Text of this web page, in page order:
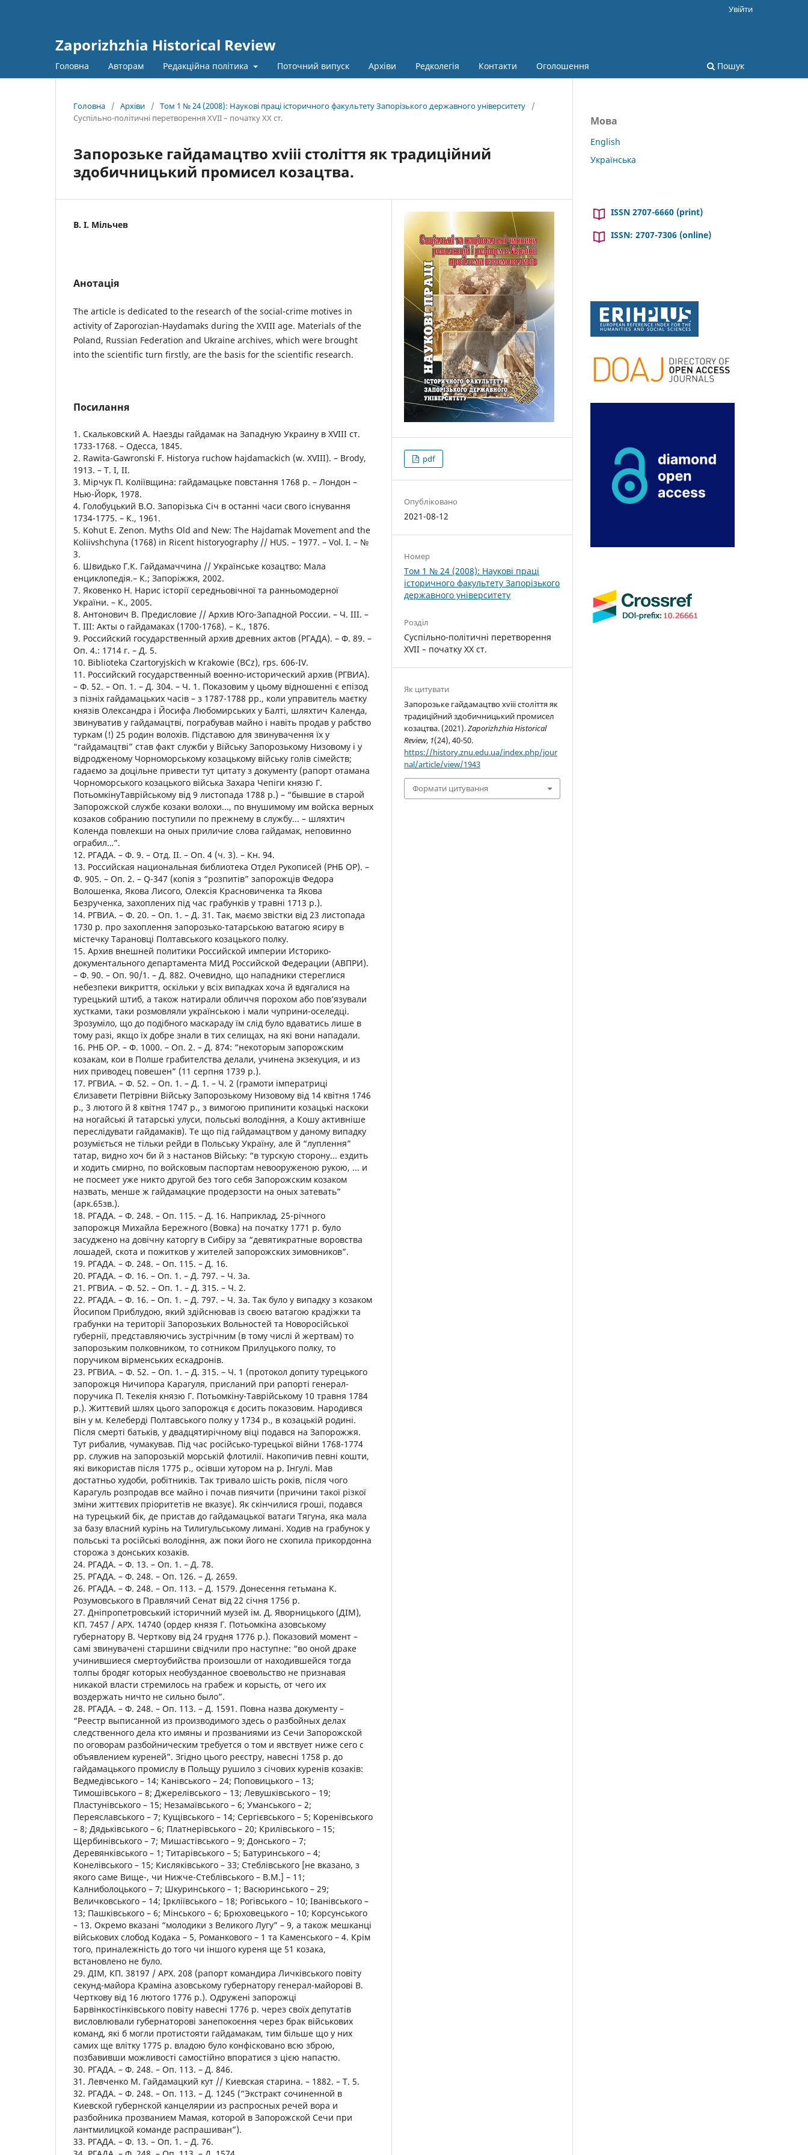
Zaporizhzhia Historical Review
Головна Авторам Редакційна політика Поточний випуск Архіви Редколегія Контакти Оголошення Пошук
Увійти
Головна / Архіви / Том 1 № 24 (2008): Наукові праці історичного факультету Запорізького державного університету
/
Суспільно-політичні перетворення XVII – початку ХХ ст.
Запорозьке гайдамацтво xviii століття як традиційний
здобичницький промисел козацтва.
В. І. Мільчев
Анотація
The article is dedicated to the research of the social-crime motives in
activity of Zaporozian-Haydamaks during the XVIII age. Materials of the
Poland, Russian Federation and Ukraine archives, which were brought
into the scientific turn firstly, are the basis for the scientific research.
Посилання
1. Скальковский А. Наезды гайдамак на Западную Украину в XVIII ст.
1733-1768. – Одесса, 1845.
2. Rawita-Gawronski F. Historya ruchow hajdamackich (w. XVIII). – Brody,
1913. – T. I, II.
3. Мірчук П. Коліївщина: гайдамацьке повстання 1768 р. – Лондон –
Нью-Йорк, 1978.
4. Голобуцький В.О. Запорiзька Сiч в останнi часи свого iснування
1734-1775. – К., 1961.
5. Kohut E. Zenon. Myths Old and New: The Hajdamak Movement and the
Koliivshchyna (1768) in Ricent historyography // HUS. – 1977. – Vol. I. – №
3.
6. Швидько Г.К. Гайдамаччина // Українське козацтво: Мала
енциклопедія.– К.; Запоріжжя, 2002.
7. Яковенко Н. Нарис історії середньовічної та ранньомодерної
України. – К., 2005.
8. Антонович В. Предисловие // Архив Юго-Западной России. – Ч. ІІІ. –
Т. ІІІ: Акты о гайдамаках (1700-1768). – К., 1876.
9. Российский государственный архив древних актов (РГАДА). – Ф. 89. –
Оп. 4.: 1714 г. – Д. 5.
10. Biblioteka Czartoryjskich w Krakowie (BCz), rps. 606-IV.
11. Российский государственный военно-исторический архив (РГВИА).
– Ф. 52. – Оп. 1. – Д. 304. – Ч. 1. Показовим у цьому відношенні є епізод
з пізніх гайдамацьких часів – з 1787-1788 рр., коли управитель маєтку
князів Олександра і Йосифа Любомирських у Балті, шляхтич Календа,
звинуватив у гайдамацтві, пограбував майно і навіть продав у рабство
туркам (!) 25 родин волохів. Підставою для звинувачення їх у
“гайдамацтві” став факт служби у Війську Запорозькому Низовому і у
відродженому Чорноморському козацькому війську голів сімейств;
гадаємо за доцільне привести тут цитату з документу (рапорт отамана
Чорноморського козацького війська Захара Чепіги князю Г.
ПотьомкінуТаврійському від 9 листопада 1788 р.) – “бывшие в старой
Запорожской службе козаки волохи..., по внушимому им войска верных
козаков собранию поступили по прежнему в службу... – шляхтич
Коленда повлекши на оных приличие слова гайдамак, неповинно
ограбил…”.
12. РГАДА. – Ф. 9. – Отд. ІІ. – Оп. 4 (ч. 3). – Кн. 94.
13. Российская национальная библиотека Отдел Рукописей (РНБ ОР). –
Ф. 905. – Оп. 2. – Q-347 (копія з “розпитів” запорожців Федора
Волошенка, Якова Лисого, Олексія Красновиченка та Якова
Безрученка, захоплених під час грабунків у травні 1713 р.).
14. РГВИА. – Ф. 20. – Оп. 1. – Д. 31. Так, маємо звістки від 23 листопада
1730 р. про захоплення запорозько-татарською ватагою ясиру в
містечку Тарановці Полтавського козацького полку.
15. Архив внешней политики Российской империи Историко-
документального департамента МИД Российской Федерации (АВПРИ).
– Ф. 90. – Оп. 90/1. – Д. 882. Очевидно, що нападники стереглися
небезпеки викриття, оскільки у всіх випадках хоча й вдягалися на
турецький штиб, а також натирали обличчя порохом або пов’язували
хустками, таки розмовляли українською і мали чуприни-оселедці.
Зрозуміло, що до подібного маскараду їм слід було вдаватись лише в
тому разі, якщо їх добре знали в тих селищах, на які вони нападали.
16. РНБ ОР. – Ф. 1000. – Оп. 2. – Д. 874: “некоторым запорожским
козакам, кои в Полше грабителства делали, учинена экзекуция, и из
них приводец повешен” (11 серпня 1739 р.).
17. РГВИА. – Ф. 52. – Оп. 1. – Д. 1. – Ч. 2 (грамоти імператриці
Єлизавети Петрівни Війську Запорозькому Низовому від 14 квітня 1746
р., 3 лютого й 8 квітня 1747 р., з вимогою припинити козацькі наскоки
на ногайські й татарські улуси, польські володіння, а Кошу активніше
переслідувати гайдамаків). Те що під гайдамацтвом у даному випадку
розуміється не тільки рейди в Польську Україну, але й “луплення”
татар, видно хоч би й з настанов Війську: “в турскую сторону... ездить
и ходить смирно, по войсковым паспортам невооруженою рукою, ... и
не посмеет уже никто другой без того себя Запорожским козаком
назвать, менше ж гайдамацкие продерзости на оных затевать”
(арк.65зв.).
18. РГАДА. – Ф. 248. – Оп. 115. – Д. 16. Наприклад, 25-річного
запорожця Михайла Бережного (Вовка) на початку 1771 р. було
засуджено на довічну каторгу в Сибіру за “девятикратные воровства
лошадей, скота и пожитков у жителей запорожских зимовников”.
19. РГАДА. – Ф. 248. – Оп. 115. – Д. 16.
20. РГАДА. – Ф. 16. – Оп. 1. – Д. 797. – Ч. 3а.
21. РГВИА. – Ф. 52. – Оп. 1. – Д. 315. – Ч. 2.
22. РГАДА. – Ф. 16. – Оп. 1. – Д. 797. – Ч. 3а. Так було у випадку з козаком
Йосипом Приблудою, який здійснював із своєю ватагою крадіжки та
грабунки на території Запорозьких Вольностей та Новоросійської
губернії, представляючись зустрічним (в тому числі й жертвам) то
запорозьким полковником, то сотником Прилуцького полку, то
поручиком вірменських ескадронів.
23. РГВИА. – Ф. 52. – Оп. 1. – Д. 315. – Ч. 1 (протокол допиту турецького
запорожця Ничипора Карагуля, присланий при рапорті генерал-
поручика П. Текелія князю Г. Потьомкіну-Таврійському 10 травня 1784
р.). Життєвий шлях цього запорожця є досить показовим. Народився
він у м. Келеберді Полтавського полку у 1734 р., в козацькій родині.
Після смерті батьків, у двадцятирічному віці подався на Запорожжя.
Тут рибалив, чумакував. Під час російсько-турецької війни 1768-1774
рр. служив на запорозькій морській флотилії. Накопичив певні кошти,
які використав після 1775 р., осівши хутором на р. Інгулі. Мав
достатньо худоби, робітників. Так тривало шість років, після чого
Карагуль розпродав все майно і почав пиячити (причини такої різкої
зміни життєвих пріоритетів не вказує). Як скінчилися гроші, подався
на турецький бік, де пристав до гайдамацької ватаги Тягуна, яка мала
за базу власний курінь на Тилигульському лимані. Ходив на грабунок у
польські та російські володіння, аж поки його не схопила прикордонна
сторожа з донських козаків.
24. РГАДА. – Ф. 13. – Оп. 1. – Д. 78.
25. РГАДА. – Ф. 248. – Оп. 126. – Д. 2659.
26. РГАДА. – Ф. 248. – Оп. 113. – Д. 1579. Донесення гетьмана К.
Розумовського в Правлячий Сенат від 22 січня 1756 р.
27. Дніпропетровський історичний музей ім. Д. Яворницького (ДІМ),
КП. 7457 / АРХ. 14740 (ордер князя Г. Потьомкіна азовському
губернатору В. Черткову від 24 грудня 1776 р.). Показовий момент –
самі звинувачені старшини свідчили про наступне: “во оной драке
учинившиеся смертоубийства произошли от находившейся тогда
толпы бродяг которых необузданное своевольство не признавая
никакой власти стремилось на грабеж и корысть, от чего их
воздержать ничто не сильно было”.
28. РГАДА. – Ф. 248. – Оп. 113. – Д. 1591. Повна назва документу –
“Реестр выписанной из производимого здесь о разбойных делах
следственного дела кто имяны и прозваниями из Сечи Запорожской
по оговорам разбойническим требуется о том и явствует ниже сего с
объявлением куреней”. Згідно цього реєстру, навесні 1758 р. до
гайдамацького промислу в Польщу рушило з січових куренів козаків:
Ведмедівського – 14; Канівського – 24; Поповицького – 13;
Тимошівського – 8; Джерелівського – 13; Левушківського – 19;
Пластунівського – 15; Незамаївського – 6; Уманського – 2;
Переяславського – 7; Кущівського – 14; Сергієвського – 5; Коренівського
– 8; Дядьківського – 6; Платнерівського – 20; Крилівського – 15;
Щербинівського – 7; Мишастівського – 9; Донського – 7;
Деревянківського – 1; Титарівського – 5; Батуринського – 4;
Конелівського – 15; Кисляківського – 33; Стеблівського [не вказано, з
якого саме Вище-, чи Нижче-Стеблівського – В.М.] – 11;
Калниболоцького – 7; Шкуринського – 1; Васюринського – 29;
Величковського – 14; Іркліївського – 18; Рогівського – 10; Іванівського –
13; Пашківського – 6; Мінського – 6; Брюховецького – 10; Корсунського
– 13. Окремо вказані “молодики з Великого Лугу” – 9, а також мешканці
військових слобод Кодака – 5, Романкового – 1 та Каменського – 4. Крім
того, приналежність до того чи іншого куреня ще 51 козака,
встановлено не було.
29. ДІМ, КП. 38197 / АРХ. 208 (рапорт командира Личківського повіту
секунд-майора Краміна азовському губернатору генерал-майорові В.
Черткову від 16 лютого 1776 р.). Одружені запорожці
Барвінкостінківського повіту навесні 1776 р. через своїх депутатів
висловлювали губернаторові занепокоєння через брак військових
команд, які б могли протистояти гайдамакам, тим більше що у них
самих ще влітку 1775 р. владою було конфісковано всю зброю,
позбавивши можливості самостійно впоратися з цією напастю.
30. РГАДА. – Ф. 248. – Оп. 113. – Д. 846.
31. Левченко М. Гайдамацкий кут // Киевская старина. – 1882. – Т. 5.
32. РГАДА. – Ф. 248. – Оп. 113. – Д. 1245 (“Экстракт сочиненной в
Киевской губернской канцелярии из распросных речей вора и
разбойника прозванием Мамая, которой в Запорожской Сечи при
лантмилицкой команде распрашиван”).
33. РГАДА. – Ф. 13. – Оп. 1. – Д. 76.
pdf
Опубліковано
2021-08-12
Номер
Том 1 № 24 (2008): Наукові праці
історичного факультету Запорізького
державного університету
Розділ
Суспільно-політичні перетворення
XVII – початку ХХ ст.
Як цитувати
Запорозьке гайдамацтво xviii століття як
традиційний здобичницький промисел
козацтва. (2021).Zaporizhzhia Historical
Review, 1(24), 40-50.
https://history.znu.edu.ua/index.php/jour
nal/article/view/1943
Формати цитування
Мова
English
Українська
ISSN 2707-6660 (print)
ISSN: 2707-7306 (online)